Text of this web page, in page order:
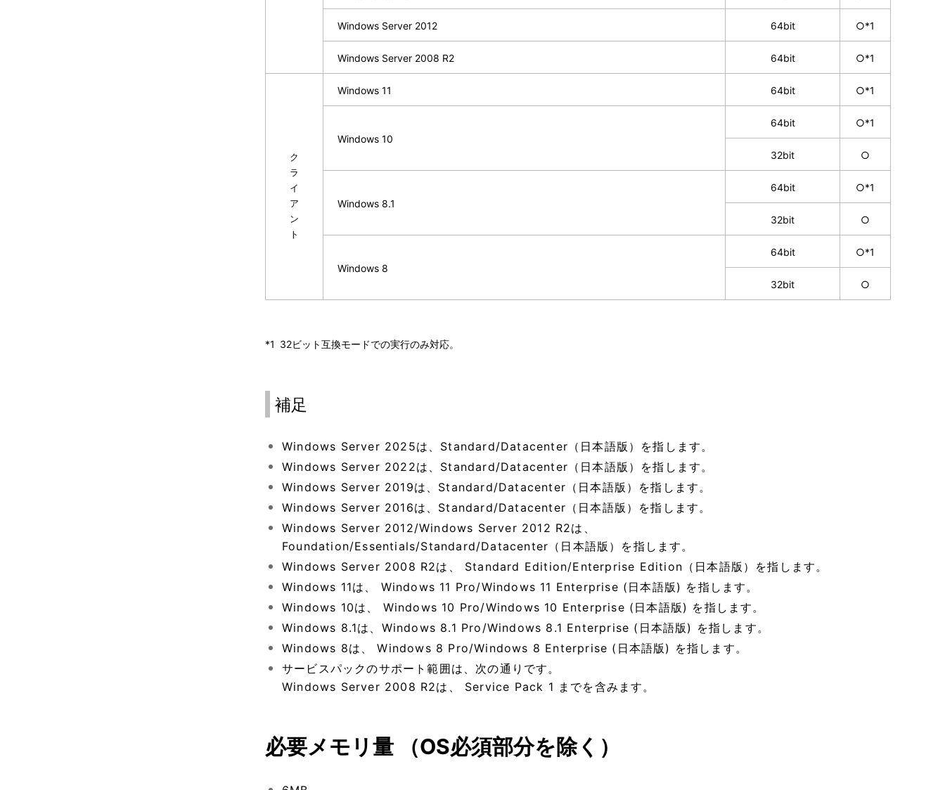
Windows Server 2012 64bit ○*1
Windows Server 2008 R2 64bit ○*1
ク
ラ
イ
ア
ン
ト
Windows 11 64bit ○*1
Windows 10
64bit ○*1
32bit ○
Windows 8.1
64bit ○*1
32bit ○
Windows 8
64bit ○*1
32bit ○
*1 32ビット互換モードでの実行のみ対応。
補足
Windows Server 2025は、Standard/Datacenter（日本語版）を指します。
Windows Server 2022は、Standard/Datacenter（日本語版）を指します。
Windows Server 2019は、Standard/Datacenter（日本語版）を指します。
Windows Server 2016は、Standard/Datacenter（日本語版）を指します。
Windows Server 2012/Windows Server 2012 R2は、
Foundation/Essentials/Standard/Datacenter（日本語版）を指します。
Windows Server 2008 R2は、 Standard Edition/Enterprise Edition（日本語版）を指します。
Windows 11は、 Windows 11 Pro/Windows 11 Enterprise (日本語版) を指します。
Windows 10は、 Windows 10 Pro/Windows 10 Enterprise (日本語版) を指します。
Windows 8.1は、Windows 8.1 Pro/Windows 8.1 Enterprise (日本語版) を指します。
Windows 8は、 Windows 8 Pro/Windows 8 Enterprise (日本語版) を指します。
サービスパックのサポート範囲は、次の通りです。
Windows Server 2008 R2は、 Service Pack 1 までを含みます。
必要メモリ量 （OS必須部分を除く）